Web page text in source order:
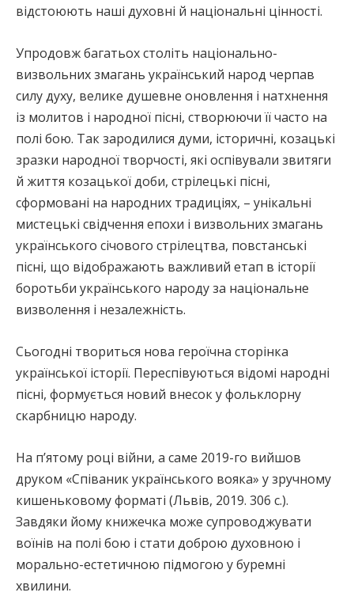
відстоюють наші духовні й національні цінності.
Упродовж багатьох століть національно-
визвольних змагань український народ черпав
силу духу, велике душевне оновлення і натхнення
із молитов і народної пісні, створюючи її часто на
полі бою. Так зародилися думи, історичні, козацькі
зразки народної творчості, які оспівували звитяги
й життя козацької доби, стрілецькі пісні,
сформовані на народних традиціях, – унікальні
мистецькі свідчення епохи і визвольних змагань
українського січового стрілецтва, повстанські
пісні, що відображають важливий етап в історії
боротьби українського народу за національне
визволення і незалежність.
Сьогодні твориться нова героїчна сторінка
української історії. Переспівуються відомі народні
пісні, формується новий внесок у фольклорну
скарбницю народу.
На п’ятому році війни, а саме 2019-го вийшов
друком «Співаник українського вояка» у зручному
кишеньковому форматі (Львів, 2019. 306 с.).
Завдяки йому книжечка може супроводжувати
воїнів на полі бою і стати доброю духовною і
морально-естетичною підмогою у буремні
хвилини.